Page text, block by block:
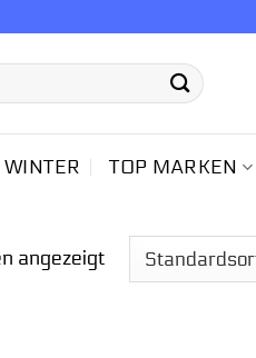
WINTER TOP MARKEN
angezeigt